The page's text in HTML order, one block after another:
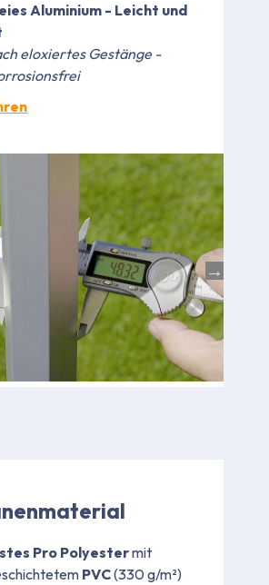
Aluminium - Leicht und
eloxiertes Gestänge -
Pro Polyestermit
PVC(330 g/m²)